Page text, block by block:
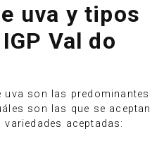
uva y tipos
Val do
uva son las predominantes
son las que se aceptan
aceptadas: